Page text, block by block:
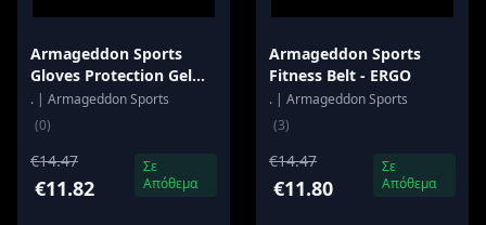
Armageddon Sports
Gloves Protection Gel
Tech Gloves
. | Armageddon Sports
(0)
€14.47
€11.82
Σε
Απόθεμα
Armageddon Sports
Fitness Belt - ERGO
. | Armageddon Sports
(3)
€14.47
€11.80
Σε
Απόθεμα